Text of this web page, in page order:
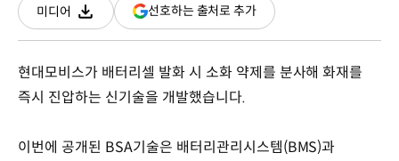
미디어
다운로드
선호하는 출처로 추가(새
창
현대모비스가 배터리셀 발화 시 소화 약제를 분사해 화재를
즉시 진압하는 신기술을 개발했습니다.
이번에 공개된 BSA기술은 배터리관리시스템(BMS)과